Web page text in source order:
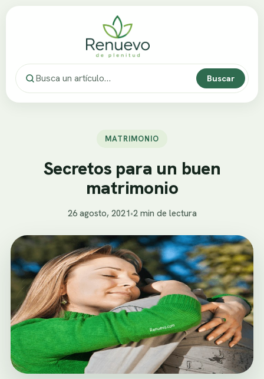
Buscar
MATRIMONIO
Secretos para un buen
matrimonio
26 agosto, 2021•2 min de lectura